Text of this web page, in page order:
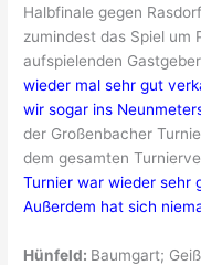
Halbfinale gegen
zumindest das Spiel um
aufspielenden
wieder mal sehr gut
wir sogar ins
der Großenbacher
dem gesamten
Turnier war wieder sehr
Außerdem hat sich
Hünfeld: Baumgart;